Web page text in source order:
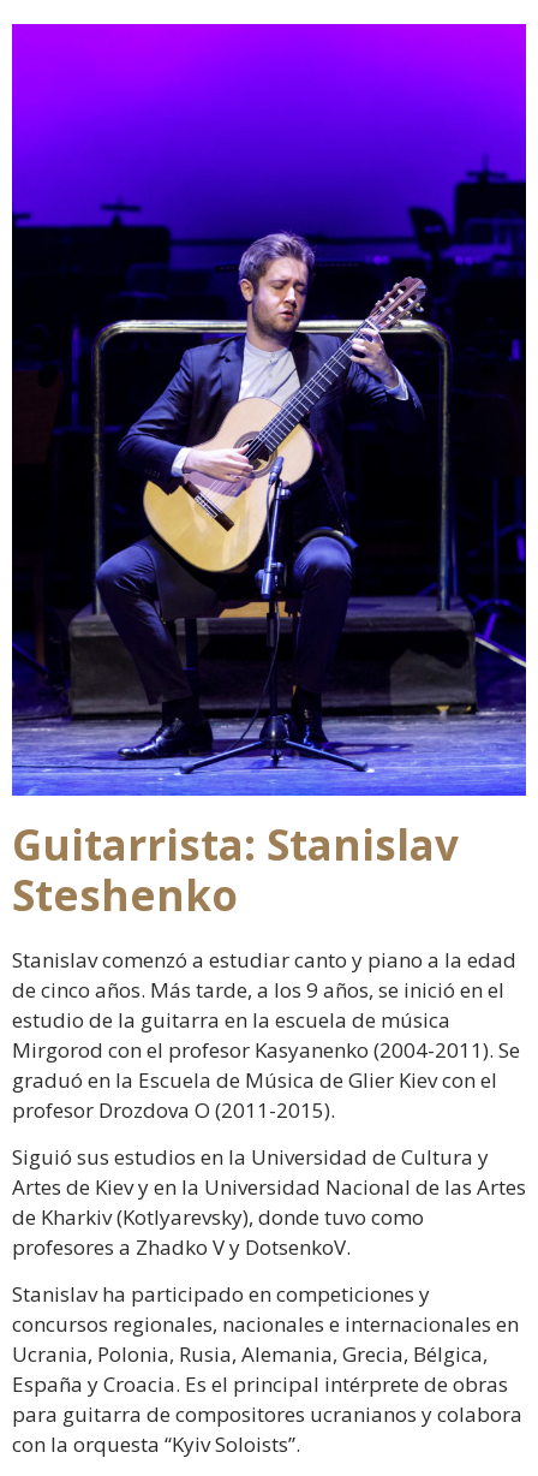
Guitarrista: Stanislav
Steshenko
Stanislav comenzó a estudiar canto y piano a la edad
de cinco años. Más tarde, a los 9 años, se inició en el
estudio de la guitarra en la escuela de música
Mirgorod con el profesor Kasyanenko (2004-2011). Se
graduó en la Escuela de Música de Glier Kiev con el
profesor Drozdova O (2011-2015).
Siguió sus estudios en la Universidad de Cultura y
Artes de Kiev y en la Universidad Nacional de las Artes
de Kharkiv (Kotlyarevsky), donde tuvo como
profesores a Zhadko V y DotsenkoV.
Stanislav ha participado en competiciones y
concursos regionales, nacionales e internacionales en
Ucrania, Polonia, Rusia, Alemania, Grecia, Bélgica,
España y Croacia. Es el principal intérprete de obras
para guitarra de compositores ucranianos y colabora
con la orquesta “Kyiv Soloists”.